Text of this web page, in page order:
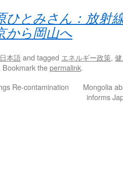
ひとみさん：放射
から岡山へ
本語and tagged エネルギー政策,
Bookmark thepermalink.
Re-contamination
Mongolia
informs